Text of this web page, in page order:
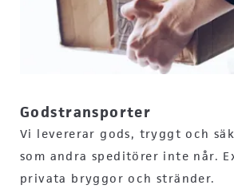
Godstransporter
Vi levererar gods, tryggt och
som andra speditörer inte når.
privata bryggor och stränder.